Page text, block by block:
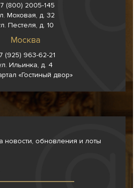
(800) 2005-145
Моховая, д. 32
Пестеля, д. 10
Москва
(925) 963-62-21
Ильинка, д. 4
«Гостиный двор»
новости, обновления и лоты